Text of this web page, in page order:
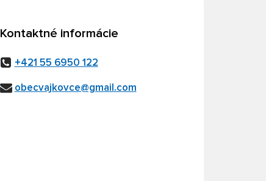
Kontaktné informácie
+421 55 6950 122
obecvajkovce@gmail.com